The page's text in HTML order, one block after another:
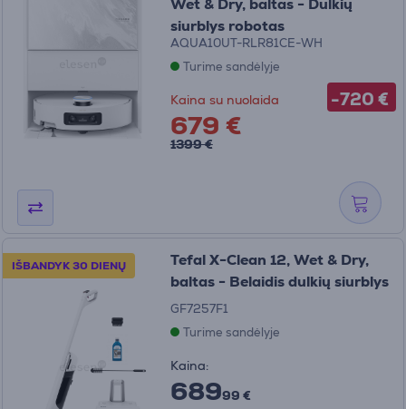
-720 €
Wet & Dry, baltas - Dulkių
siurblys robotas
AQUA10UT-RLR81CE-WH
Turime sandėlyje
Kaina su nuolaida
679 €
1399 €
IŠBANDYK 30 DIENŲ
Tefal X-Clean 12, Wet & Dry,
baltas - Belaidis dulkių siurblys
GF7257F1
Turime sandėlyje
Kaina:
68999 €